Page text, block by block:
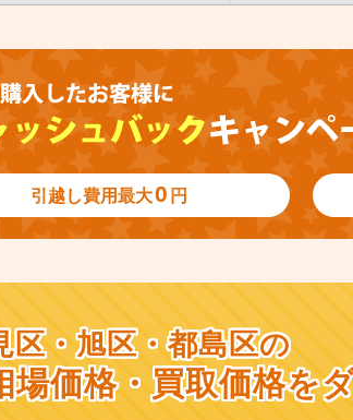
引越し費用最大0 円
区・旭区・都島区の
価格・ 買取価格を